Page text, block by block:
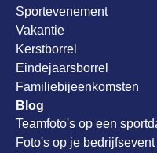
Sportevenement
Vakantie
Kerstborrel
Eindejaarsborrel
Familiebijeenkomsten
Blog
Teamfoto's op een
Foto's op je bedrijfsevent